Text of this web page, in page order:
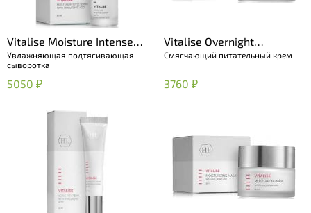
Vitalise Moisture Intense
Serum
Увлажняющая подтягивающая
сыворотка
5050 ₽
Vitalise Overnight
Moisturizer Cream
Смягчающий питательный крем
3760 ₽